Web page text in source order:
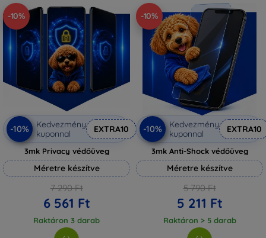
-10%
-10%
Kedvezmény
kuponnal
EXTRA10
3mk Privacy védőüveg
Méretre készítve
7 290 Ft
6 561 Ft
Raktáron 3 darab
-10%
-10%
Kedvezmény
kuponnal
EXTRA10
3mk Anti-Shock védőüveg
Méretre készítve
5 790 Ft
5 211 Ft
Raktáron > 5 darab